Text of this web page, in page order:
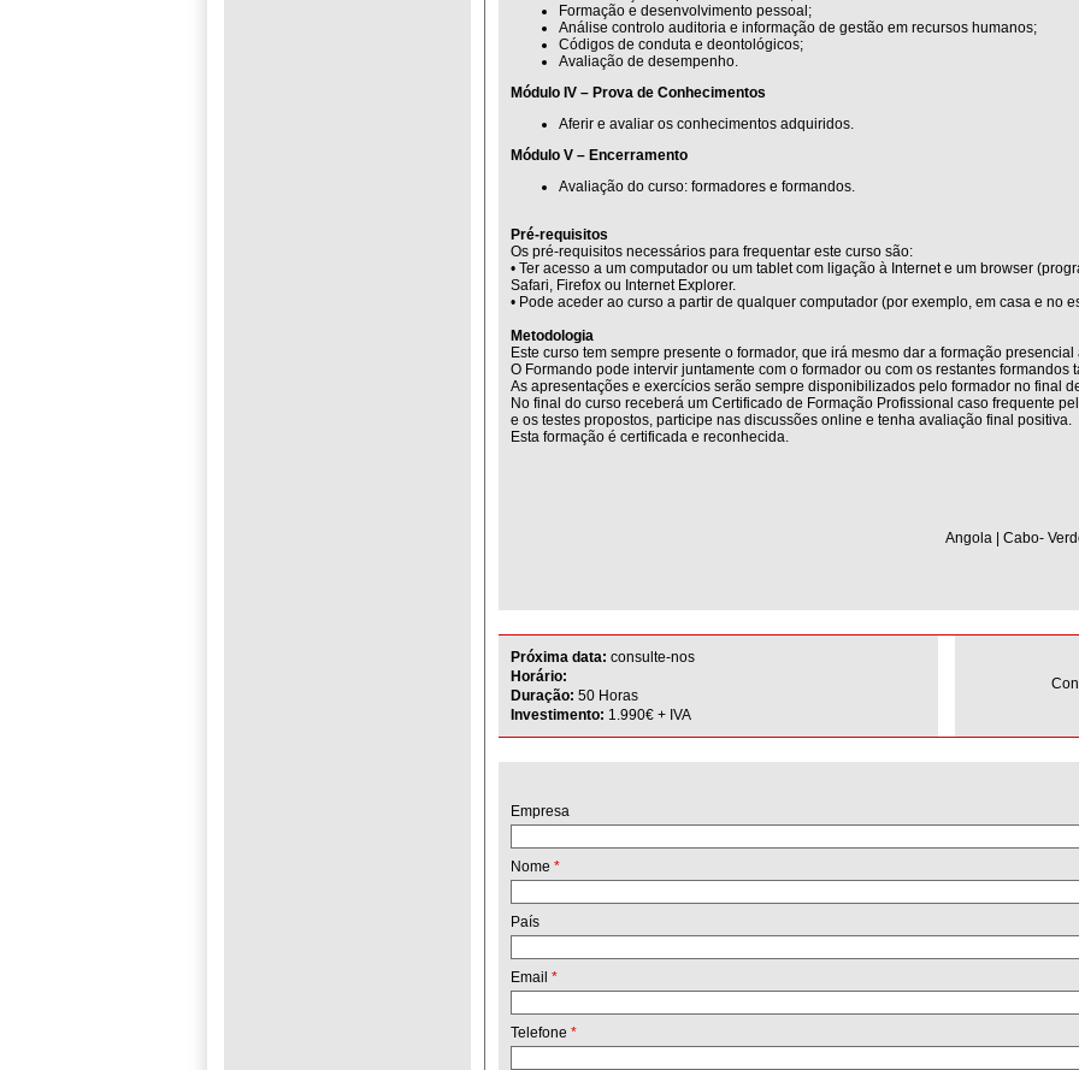
Formação e desenvolvimento pessoal;
Análise controlo auditoria e informação de gestão em recursos humanos;
Códigos de conduta e deontológicos;
Avaliação de desempenho.
Módulo IV – Prova de Conhecimentos
Aferir e avaliar os conhecimentos adquiridos.
Módulo V – Encerramento
Avaliação do curso: formadores e formandos.
Pré-requisitos
Os pré-requisitos necessários para frequentar este curso são:
• Ter acesso a um computador ou um tablet com ligação à Internet e um browser
Safari, Firefox ou Internet Explorer.
• Pode aceder ao curso a partir de qualquer computador (por exemplo, em casa e no
Metodologia
Este curso tem sempre presente o formador, que irá mesmo dar a formação
O Formando pode intervir juntamente com o formador ou com os restantes formandos
As apresentações e exercícios serão sempre disponibilizados pelo formador no final
No final do curso receberá um Certificado de Formação Profissional caso frequente
e os testes propostos, participe nas discussões online e tenha avaliação final positiva.
Esta formação é certificada e reconhecida.
Angola | Cabo-
Próxima data: consulte-nos
Horário:
Duração: 50 Horas
Investimento: 1.990€ + IVA
Empresa
Nome *
País
Email *
Telefone *